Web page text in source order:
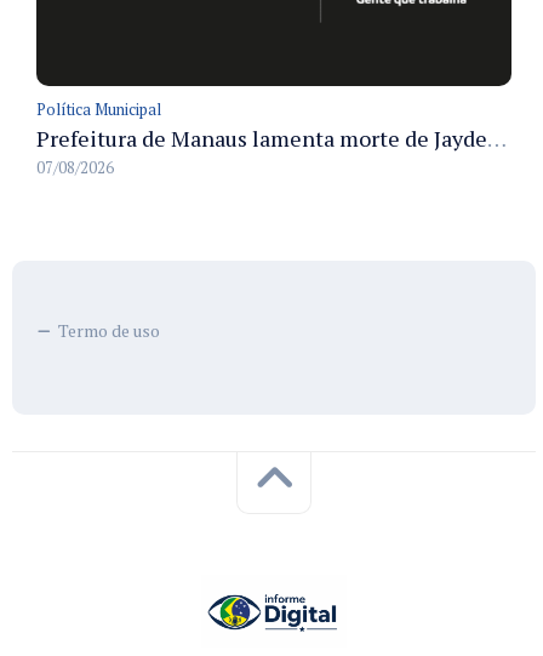
Política Municipal
Prefeitura de Manaus lamenta morte de Jayder Rego do Nascimento e informa velório na cidade
07/08/2026
Termo de uso